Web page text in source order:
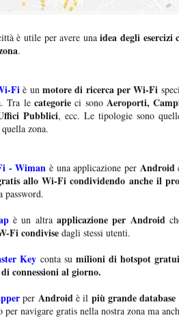
è utile per avere unaidea degli
.
Fiè un motore di ricerca per Wi-Fi
Tra le categorieci sono Aeroporti,
Pubblici, ecc. Le tipologie sono
zona.
- Wiman è una applicazione perAndroid
allo Wi-Fi condividendo anche il
password.
è un altra applicazione per Android
Fi condivise dagli stessi utenti.
Key conta su milioni di hotspot
connessioni al giorno.
per Androidè il più grande
navigare gratis nella nostra zona ma